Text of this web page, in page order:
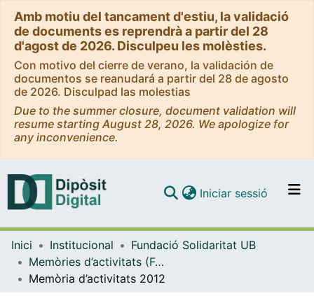
Amb motiu del tancament d'estiu, la validació
de documents es reprendrà a partir del 28
d'agost de 2026. Disculpeu les molèsties.
Con motivo del cierre de verano, la validación de
documentos se reanudará a partir del 28 de agosto
de 2026. Disculpad las molestias
Due to the summer closure, document validation will
resume starting August 28, 2026. We apologize for
any inconvenience.
Navega per tot el DD
Com publicar
Iniciar sessió (current)
Inici Institucional
Fundació Solidaritat UB
Memòries d’activitats (Fundació Solidaritat UB)
Memòria d’activitats 2012